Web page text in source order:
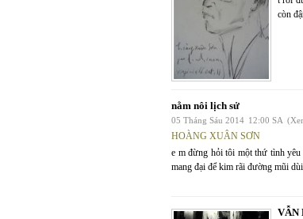
còn
nằm nôi lịch sử
05 Tháng Sáu 2014 12:00 SA
HOÀNG XUÂN SƠN
e m đừng hỏi tôi một thứ tình
mang đại để kim rãi đường mũi
VẪN